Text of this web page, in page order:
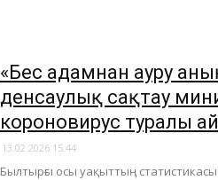
«Бес адамнан ауру
денсаулық сақтау
короновирус туралы
13.02.2026 15:44
​Былтырғы осы уақыттың